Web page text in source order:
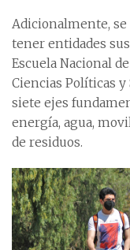
Adicionalmente,
tener entidades
Escuela Nacional
Ciencias Políticas y
siete ejes
energía, agua,
de residuos.